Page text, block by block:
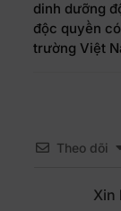
dinh dưỡng
độc quyền
trường Việt
Theo dõi
Xin